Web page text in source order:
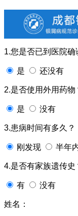
1.您是否已到医院确
是 还没有
2.是否使用外用药物
是 没有
3.患病时间有多久？
刚发现 半年
4.是否有家族遗传史
有 没有
姓名：